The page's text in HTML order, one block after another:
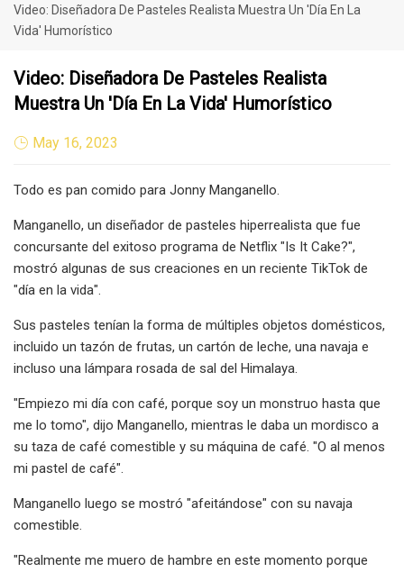
Video: Diseñadora De Pasteles Realista Muestra Un 'día En La
Vida' Humorístico
Video: Diseñadora De Pasteles Realista
Muestra Un 'día En La Vida' Humorístico
May 16, 2023
Todo es pan comido para Jonny Manganello.
Manganello, un diseñador de pasteles hiperrealista que fue
concursante del exitoso programa de Netflix "Is It Cake?",
mostró algunas de sus creaciones en un reciente TikTok de
"día en la vida".
Sus pasteles tenían la forma de múltiples objetos domésticos,
incluido un tazón de frutas, un cartón de leche, una navaja e
incluso una lámpara rosada de sal del Himalaya.
"Empiezo mi día con café, porque soy un monstruo hasta que
me lo tomo", dijo Manganello, mientras le daba un mordisco a
su taza de café comestible y su máquina de café. "O al menos
mi pastel de café".
Manganello luego se mostró "afeitándose" con su navaja
comestible.
"Realmente me muero de hambre en este momento porque